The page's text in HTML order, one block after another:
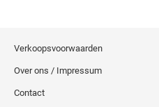
Verkoopsvoorwaarden
Over ons / Impressum
Contact